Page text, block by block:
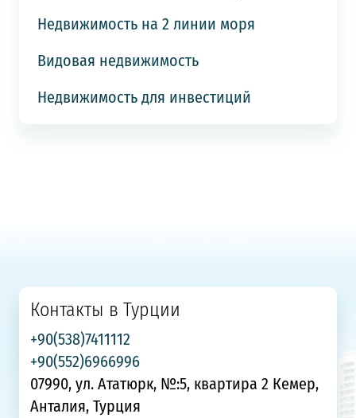
Недвижимость на 2 линии моря
Видовая недвижимость
Недвижимость для инвестиций
Контакты в Турции
+90(538)7411112
+90(552)6966996
07990, ул. Ататюрк, №:5, квартира 2 Кемер,
Анталия, Турция